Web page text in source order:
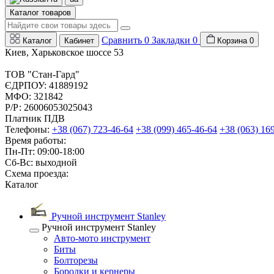
Каталог товаров
Каталог Кабинет Сравнить 0 Закладки 0 Корзина 0
Киев, Харьковское шоссе 53
ТОВ "Стан-Гард"
ЄДРПОУ: 41889192
МФО: 321842
Р/Р: 26006053025043
Платник ПДВ
Телефоны: +38 (067) 723-46-64 +38 (099) 465-46-64 +38 (063)
Время работы:
Пн-Пт: 09:00-18:00
Сб-Вс: выходной
Схема проезда:
Каталог
Ручной инструмент Stanley
Ручной инструмент Stanley
Авто-мото инструмент
Биты
Болторезы
Бородки и кернеры